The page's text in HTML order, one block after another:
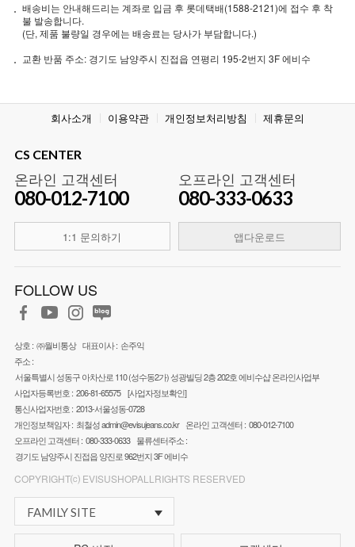
배송비는 안내해드리는 계좌로 입금 후 롯데택배(1588-2121)에 접수 후 착
불 발송합니다.
(단, 제품 불량일 경우에는 배송료는 당사가 부담합니다.)
교환 반품 주소: 경기도 남양주시 진접읍 연평리 195-2번지 3F 에비수
회사소개 이용약관 개인정보처리방침 제휴문의
CS CENTER
온라인 고객센터
080-012-7100
1:1 문의하기
오프라인 고객센터
080-333-0633
앱다운로드
FOLLOW US
상호 : ㈜월비통상 대표이사 : 손주익
주소 :
서울특별시 성동구 아차산로 110 (성수동2가) 성광빌딩 2층 202호 에비수샵 온라인사업부
사업자등록번호 : 206-81-65575 [사업자정보확인]
통신사업자번호 : 2013-서울성동-0728
개인정보책임자 : 최철성admin@evisujeans.co.kr 온라인 고객센터 : 080-012-7100
오프라인 고객센터 : 080-333-0633 물류센터주소 :
경기도 남양주시 진접읍 양진로 962번지 3F 에비수
COPYRIGHT⒞ EVISUSHOPALLRIGHTS RESERVED
FAMILY SITE